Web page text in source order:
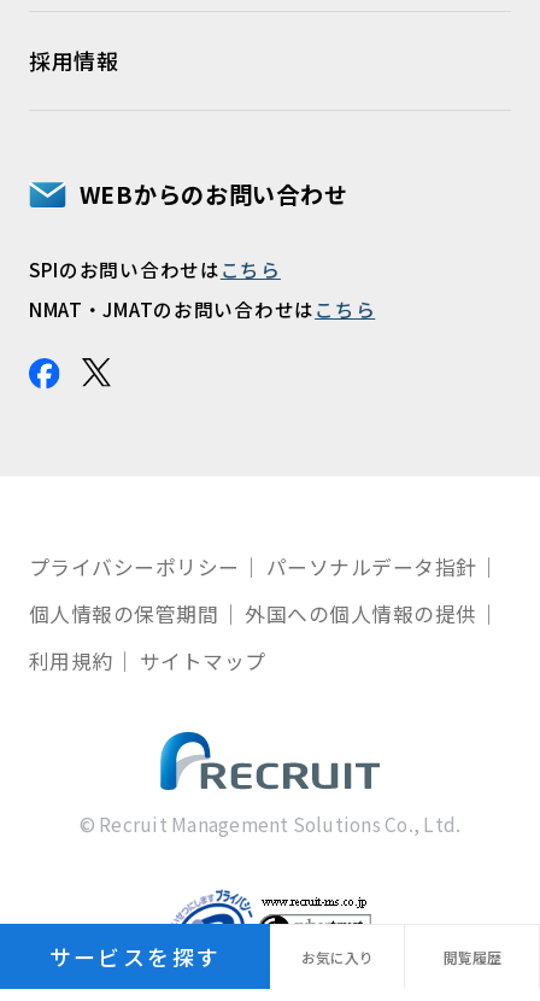
サービスを探す お気に 入り 閲覧履歴
採用情報
WEBからのお問い合わせ
SPIのお問い合わせはこちら
NMAT・JMATのお問い合わせはこちら
プライバシーポリシー
パーソナルデータ指針
個人情報の保管期間
外国への個人情報の提供
利用規約
サイトマップ
© Recruit Management Solutions Co., Ltd.